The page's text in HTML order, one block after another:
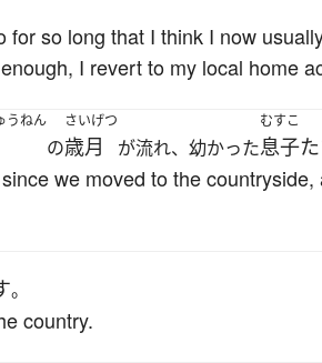
for so long that I think I now
I revert to my local home
うねん
の
さいげつ
歳月 が流れ、幼かった
むすこ
息子
we moved to the
。
country.